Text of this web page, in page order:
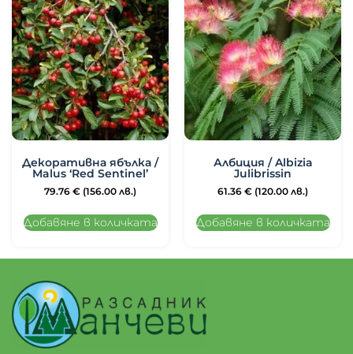
Декоративна ябълка /
Malus ‘Red Sentinel’
79.76 € (156.00 лв.)
Добавяне в количката
Албиция / Albizia
Julibrissin
61.36 € (120.00 лв.)
Добавяне в количката